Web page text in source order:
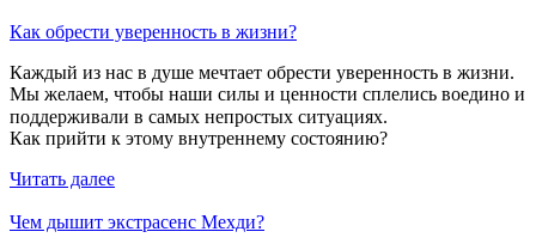
Как обрести уверенность в жизни?
Каждый из нас в душе мечтает обрести уверенность в жизни.
Мы желаем, чтобы наши силы и ценности сплелись воедино и
поддерживали в самых непростых ситуациях. ⠀
Как прийти к этому внутреннему состоянию?
Читать далее
Чем дышит экстрасенс Мехди?